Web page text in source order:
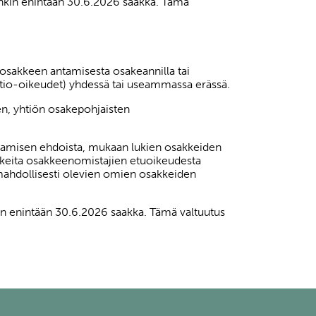
antamisesta osakeannilla tai
oikeudet) yhdessä tai useammassa erässä.
yhtiön osakepohjaisten
ehdoista, mukaan lukien osakkeiden
osakkeenomistajien etuoikeudesta
olevien omien osakkeiden
30.6.2026 saakka. Tämä valtuutus